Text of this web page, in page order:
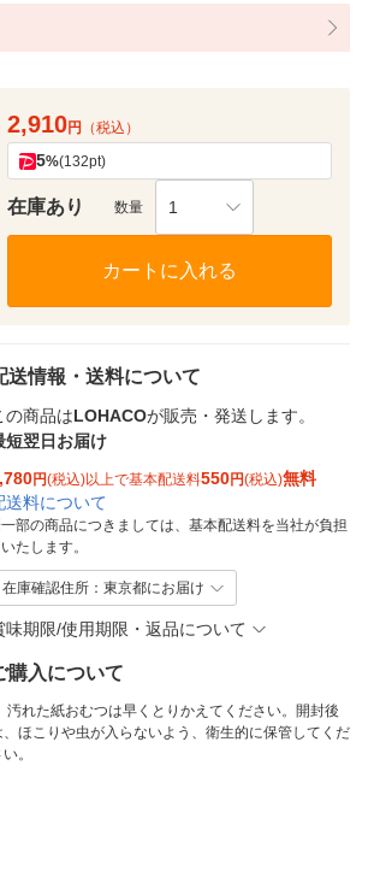
2,910円 （税込）
5%(132pt)
在庫あり 数量 1
カートに入れる
送情報・送料について
の商品はLOHACOが販売・発送します。
短翌日お届け
円(税込)以上で基本配送料550円(税込)無料
送料について
一部の商品につきましては、基本配送料を当社が負担
いたします。
在庫確認住所：東京都にお届け
味期限/使用期限・返品について
購入について
汚れた紙おむつは早くとりかえてください。開封後
、ほこりや虫が入らないよう、衛生的に保管してくだ
。